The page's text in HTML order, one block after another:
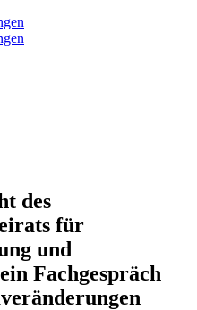
des
für
und
Fachgespräch